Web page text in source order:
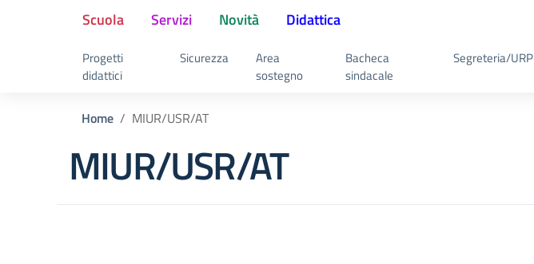
Scuola Servizi Novità Didattica
Progetti
didattici
Sicurezza
Area
sostegno
Bacheca
sindacale
Segreteria/URP
Home MIUR/USR/AT
MIUR/USR/AT